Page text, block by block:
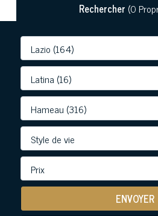
Rechercher (0
ENVOYER